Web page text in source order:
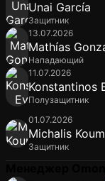
Unai García
Защитник
13.07.2026
Mathías
Нападающий
11.07.2026
Konstantinos
Полузащитник
01.07.2026
Michalis
Защитник